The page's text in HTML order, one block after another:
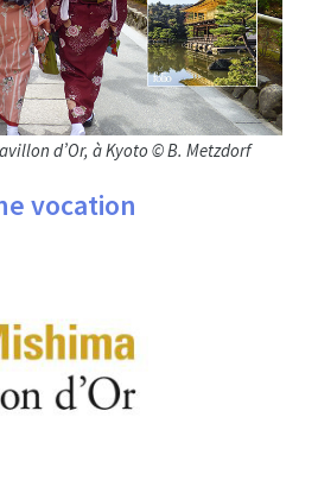
d’Or, à Kyoto © B. Metzdorf
vocation